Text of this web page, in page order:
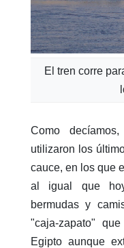
El tren corre
Como
utilizaron los
cauce, en los que
al igual que
bermudas y
"caja-zapato"
Egipto aunque